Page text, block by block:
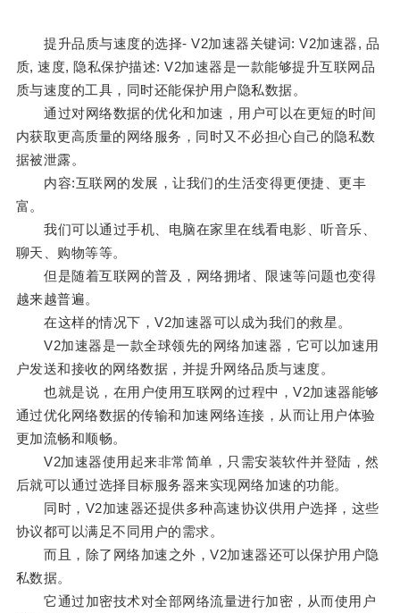
提升品质与速度的选择- V2加速器关键词: V2加速器, 品
质, 速度, 隐私保护描述: V2加速器是一款能够提升互联网品
质与速度的工具，同时还能保护用户隐私数据。
通过对网络数据的优化和加速，用户可以在更短的时间
内获取更高质量的网络服务，同时又不必担心自己的隐私数
据被泄露。
内容:互联网的发展，让我们的生活变得更便捷、更丰
富。
我们可以通过手机、电脑在家里在线看电影、听音乐、
聊天、购物等等。
但是随着互联网的普及，网络拥堵、限速等问题也变得
越来越普遍。
在这样的情况下，V2加速器可以成为我们的救星。
V2加速器是一款全球领先的网络加速器，它可以加速用
户发送和接收的网络数据，并提升网络品质与速度。
也就是说，在用户使用互联网的过程中，V2加速器能够
通过优化网络数据的传输和加速网络连接，从而让用户体验
更加流畅和顺畅。
V2加速器使用起来非常简单，只需安装软件并登陆，然
后就可以通过选择目标服务器来实现网络加速的功能。
同时，V2加速器还提供多种高速协议供用户选择，这些
协议都可以满足不同用户的需求。
而且，除了网络加速之外，V2加速器还可以保护用户隐
私数据。
它通过加密技术对全部网络流量进行加密，从而使用户